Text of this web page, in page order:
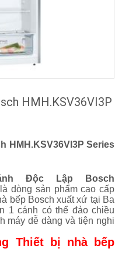
HMH.KSV36VI3P
HMH.KSV36VI3P Series
Độc Lập Bosch
dòng sản phẩm cao cấp
bếp Bosch xuất xứ tại Ba
1 cánh có thể đảo chiều
máy dễ dàng và tiện nghi
Thiết bị nhà bếp